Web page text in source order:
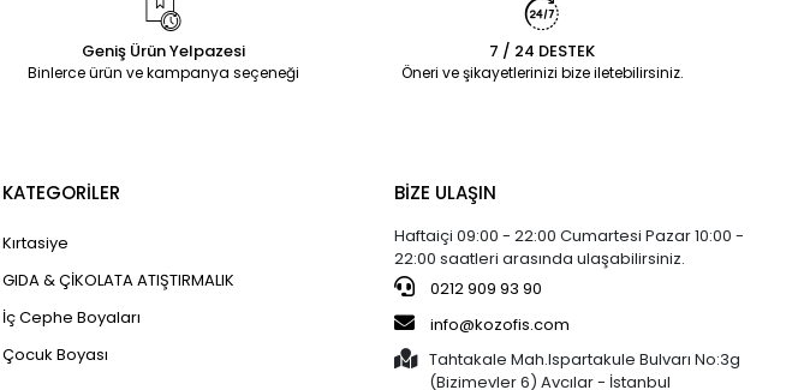
Geniş Ürün Yelpazesi
Binlerce ürün ve kampanya seçeneği
7 / 24 DESTEK
Öneri ve şikayetlerinizi bize iletebilirsiniz.
KATEGORİLER
Kırtasiye
GIDA & ÇİKOLATA ATIŞTIRMALIK
İç Cephe Boyaları
Çocuk Boyası
BİZE ULAŞIN
Haftaiçi 09:00 - 22:00 Cumartesi Pazar 10:00 -
22:00 saatleri arasında ulaşabilirsiniz.
0212 909 93 90
info@kozofis.com
Tahtakale Mah.Ispartakule Bulvarı No:3g
(Bizimevler 6) Avcılar - İstanbul